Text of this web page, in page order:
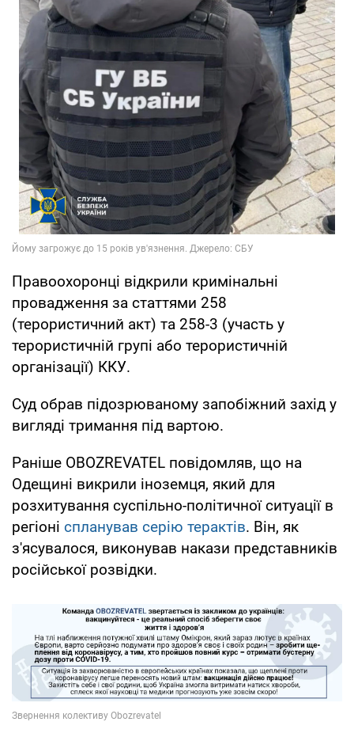
Правоохоронці відкрили кримінальні
провадження за статтями 258
(терористичний акт) та 258-3 (участь у
терористичній групі або терористичній
організації) ККУ.
Суд обрав підозрюваному запобіжний захід у
вигляді тримання під вартою.
Раніше OBOZREVATEL повідомляв, що на
Одещині викрили іноземця, який для
розхитування суспільно-політичної ситуації в
регіоні спланував серію терактів. Він, як
з'ясувалося, виконував накази представників
російської розвідки.